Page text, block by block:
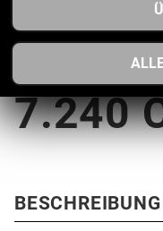
KTM 390
7.240
BESCHREIBUNG